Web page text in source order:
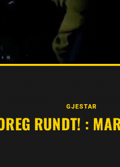
GJESTAR
RUNDT! :